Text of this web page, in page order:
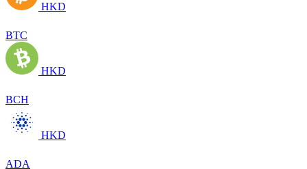
HKD
BTC
HKD
BCH
HKD
ADA